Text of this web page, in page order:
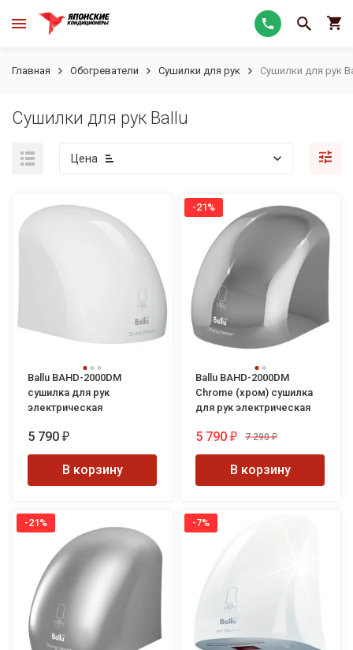
Главная Обогреватели Сушилки для рук Сушилки для рук
Сушилки для рук Ballu
Цена
Ballu BAHD-2000DM
сушилка для рук
электрическая
5 790 ₽
В корзину
-21%
Ballu BAHD-2000DM
Chrome (хром) сушилка
для рук электрическая
5 790 ₽ 7 290 ₽
В корзину
-21% -7%